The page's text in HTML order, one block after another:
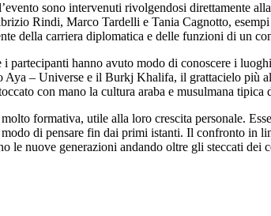
sono intervenuti rivolgendosi direttamente
Rindi, Marco Tardelli e Tania Cagnotto,
della carriera diplomatica e delle funzioni di un
partecipanti hanno avuto modo di conoscere i
– Universe e il Burkj Khalifa, il grattacielo più
con mano la cultura araba e musulmana
formativa, utile alla loro crescita personale.
di pensare fin dai primi istanti. Il confronto in
le nuove generazioni andando oltre gli steccati dei